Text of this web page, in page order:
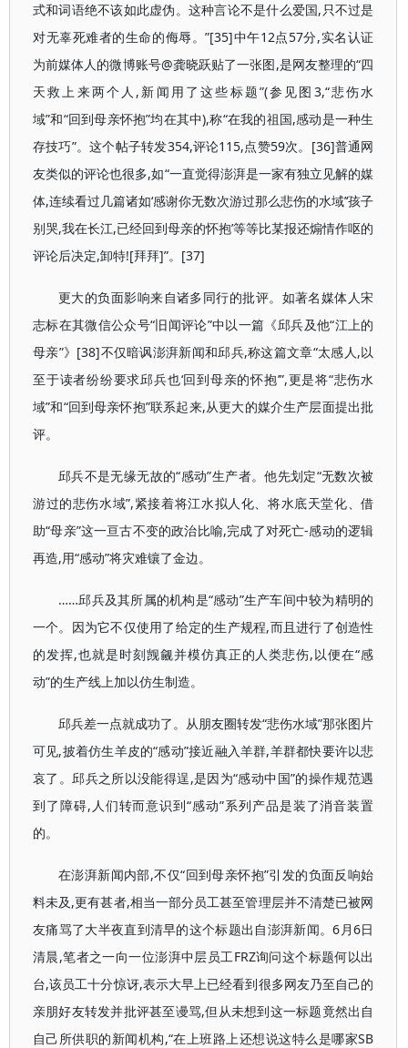
式和词语绝不该如此虚伪。这种言论不是什么爱国,只不过是
对无辜死难者的生命的侮辱。”[35]中午12点57分,实名认证
为前媒体人的微博账号@龚晓跃贴了一张图,是网友整理的“四
天救上来两个人,新闻用了这些标题”(参见图3,“悲伤水
域”和“回到母亲怀抱”均在其中),称“在我的祖国,感动是一种生
存技巧”。这个帖子转发354,评论115,点赞59次。[36]普通网
友类似的评论也很多,如“一直觉得澎湃是一家有独立见解的媒
体,连续看过几篇诸如‘感谢你无数次游过那么悲伤的水域’‘孩子
别哭,我在长江,已经回到母亲的怀抱’等等比某报还煽情作呕的
评论后决定,卸特![拜拜]”。[37]
更大的负面影响来自诸多同行的批评。如著名媒体人宋
志标在其微信公众号“旧闻评论”中以一篇《邱兵及他“江上的
母亲”》[38]不仅暗讽澎湃新闻和邱兵,称这篇文章“太感人,以
至于读者纷纷要求邱兵也‘回到母亲的怀抱’”,更是将“悲伤水
域”和“回到母亲怀抱”联系起来,从更大的媒介生产层面提出批
评。
邱兵不是无缘无故的“感动”生产者。他先划定“无数次被
游过的悲伤水域”,紧接着将江水拟人化、将水底天堂化、借
助“母亲”这一亘古不变的政治比喻,完成了对死亡-感动的逻辑
再造,用“感动”将灾难镶了金边。
……邱兵及其所属的机构是“感动”生产车间中较为精明的
一个。因为它不仅使用了给定的生产规程,而且进行了创造性
的发挥,也就是时刻觊觎并模仿真正的人类悲伤,以便在“感
动”的生产线上加以仿生制造。
邱兵差一点就成功了。从朋友圈转发“悲伤水域”那张图片
可见,披着仿生羊皮的“感动”接近融入羊群,羊群都快要许以悲
哀了。邱兵之所以没能得逞,是因为“感动中国”的操作规范遇
到了障碍,人们转而意识到“感动”系列产品是装了消音装置
的。
在澎湃新闻内部,不仅“回到母亲怀抱”引发的负面反响始
料未及,更有甚者,相当一部分员工甚至管理层并不清楚已被网
友痛骂了大半夜直到清早的这个标题出自澎湃新闻。6月6日
清晨,笔者之一向一位澎湃中层员工FRZ询问这个标题何以出
台,该员工十分惊讶,表示大早上已经看到很多网友乃至自己的
亲朋好友转发并批评甚至谩骂,但从未想到这一标题竟然出自
自己所供职的新闻机构,“在上班路上还想说这特么是哪家SB